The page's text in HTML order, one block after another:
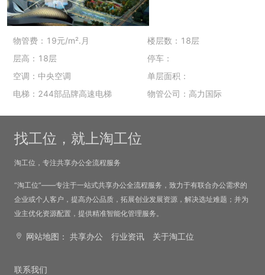
物管费：19元/m².月
层高：18层
空调：中央空调
电梯：244部品牌高速电梯
楼层数：18层
停车：
单层面积：
物管公司：高力国际
找工位，就上淘工位
淘工位，专注共享办公全流程服务
“淘工位”——专注于一站式共享办公全流程服务，致力于有联合办公需求的
企业或个人客户，提高办公品质，拓展创业发展资源，解决选址难题；并为
业主优化资源配置，提供精准智能化管理服务。
网站地图： 共享办公 行业资讯 关于淘工位
联系我们